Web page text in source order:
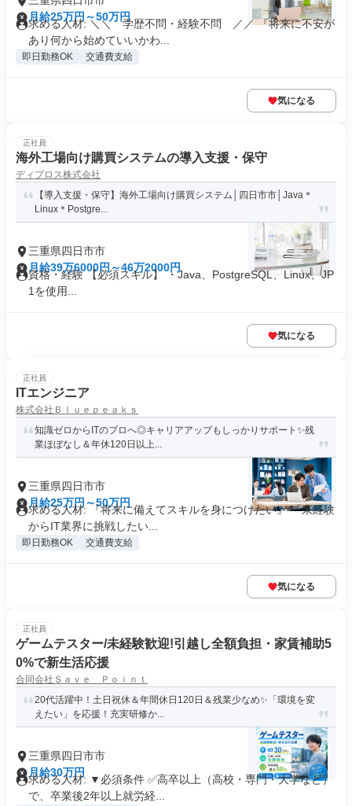
月給25万円～50万円
求める人材: ＼＼ 学歴不問・経験不問 ／／ 『将来に不安が
あり何から始めていいかわ...
即日勤務OK 交通費支給
気になる
正社員
海外工場向け購買システムの導入支援・保守
ディプロス株式会社
【導入支援・保守】海外工場向け購買システム│四日市市│Java＊
Linux＊Postgre...
三重県四日市市
月給39万6000円～46万2000円
資格・経験 【必須スキル】 ・Java、PostgreSQL、Linux、JP
1を使用...
気になる
正社員
ITエンジニア
株式会社Ｂｌｕｅｐｅａｋｓ
知識ゼロからITのプロへ◎キャリアアップもしっかりサポート✨残
業ほぼなし＆年休120日以上...
三重県四日市市
月給25万円～50万円
求める人材: 『将来に備えてスキルを身につけたい』 『未経験
からIT業界に挑戦したい...
即日勤務OK 交通費支給
気になる
正社員
ゲームテスター/未経験歓迎!引越し全額負担・家賃補助5
0%で新生活応援
合同会社Ｓａｖｅ Ｐｏｉｎｔ
20代活躍中！土日祝休＆年間休日120日＆残業少なめ✨「環境を変
えたい」を応援！充実研修か...
三重県四日市市
月給30万円
求める人材: ▼必須条件 ✅高卒以上（高校・専門・大学など）
で、卒業後2年以上就労経...